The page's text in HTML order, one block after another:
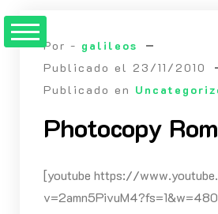
contenido
Por - galileos
Publicado el 23/11/2010
Publicado en
Photocopy
[youtube https://